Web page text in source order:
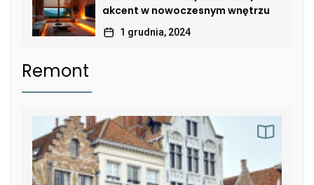
akcent w nowoczesnym wnętrzu
1 grudnia, 2024
Remont